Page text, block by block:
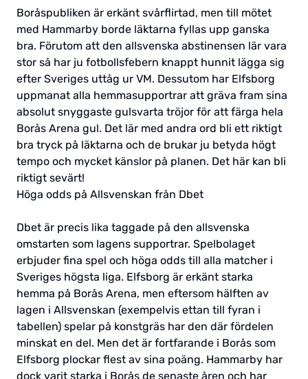
Boråspubliken är erkänt svårflirtad, men till mötet
med Hammarby borde läktarna fyllas upp ganska
bra. Förutom att den allsvenska abstinensen lär vara
stor så har ju fotbollsfebern knappt hunnit lägga sig
efter Sveriges uttåg ur VM. Dessutom har Elfsborg
uppmanat alla hemmasupportrar att gräva fram sina
absolut snyggaste gulsvarta tröjor för att färga hela
Borås Arena gul. Det lär med andra ord bli ett riktigt
bra tryck på läktarna och de brukar ju betyda högt
tempo och mycket känslor på planen. Det här kan bli
riktigt sevärt!
Höga odds på Allsvenskan från Dbet
Dbet är precis lika taggade på den allsvenska
omstarten som lagens supportrar. Spelbolaget
erbjuder fina spel och höga odds till alla matcher i
Sveriges högsta liga. Elfsborg är erkänt starka
hemma på Borås Arena, men eftersom hälften av
lagen i Allsvenskan (exempelvis ettan till fyran i
tabellen) spelar på konstgräs har den där fördelen
minskat en del. Men det är fortfarande i Borås som
Elfsborg plockar flest av sina poäng. Hammarby har
dock varit starka i Borås de senaste åren och har